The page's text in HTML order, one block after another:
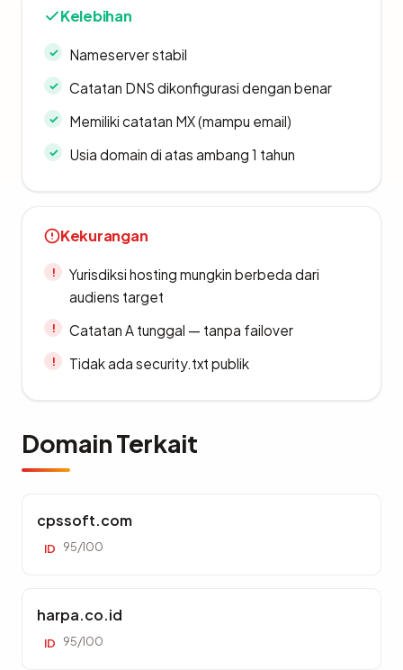
Kelebihan
Nameserver stabil
Catatan DNS dikonfigurasi dengan benar
Memiliki catatan MX (mampu email)
Usia domain di atas ambang 1 tahun
Kekurangan
Yurisdiksi hosting mungkin berbeda dari
audiens target
Catatan A tunggal — tanpa failover
Tidak ada security.txt publik
Domain Terkait
cpssoft.com
ID 95/100
harpa.co.id
ID 95/100